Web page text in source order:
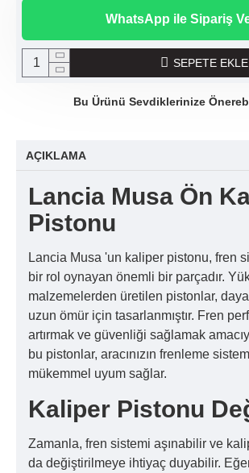
WhatsApp ile Sipariş
SEPETE EKLE
Bu Ürünü Sevdiklerinize
AÇIKLAMA
Lancia Musa Ön
Pistonu
Lancia Musa 'un kaliper pistonu, fren
bir rol oynayan önemli bir parçadır.
malzemelerden üretilen pistonlar,
uzun ömür için tasarlanmıştır. Fren
artırmak ve güvenliği sağlamak
bu pistonlar, aracınızın frenleme
mükemmel uyum sağlar.
Kaliper Pistonu
Zamanla, fren sistemi aşınabilir ve
da değiştirilmeye ihtiyaç duyabilir.